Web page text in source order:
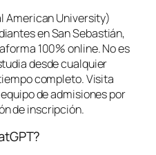
University)
en San Sebastián,
100% online. No es
desde cualquier
completo. Visita
de admisiones por
de inscripción.